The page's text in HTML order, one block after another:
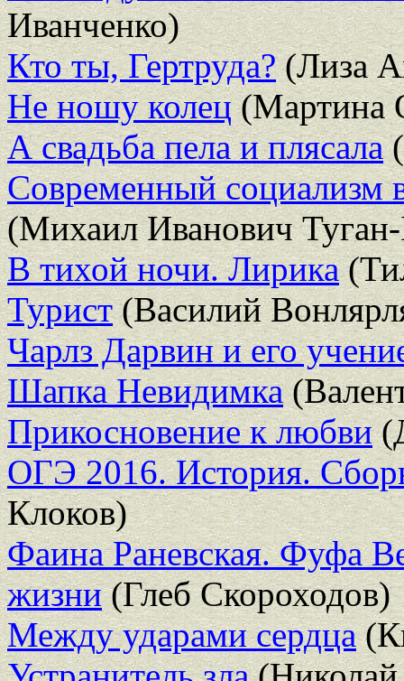
Иванченко)
Кто ты, Гертруда?(Лиза
Не ношу колец(Мартина
А свадьба пела и плясала
Современный социализм
(Михаил Иванович
В тихой ночи. Лирика
Турист(Василий
Чарлз Дарвин и его
Шапка Невидимка
Прикосновение к любви
ОГЭ 2016. История.
Клоков)
Фаина Раневская. Фуфа
жизни(Глеб Скороходов)
Между ударами сердца